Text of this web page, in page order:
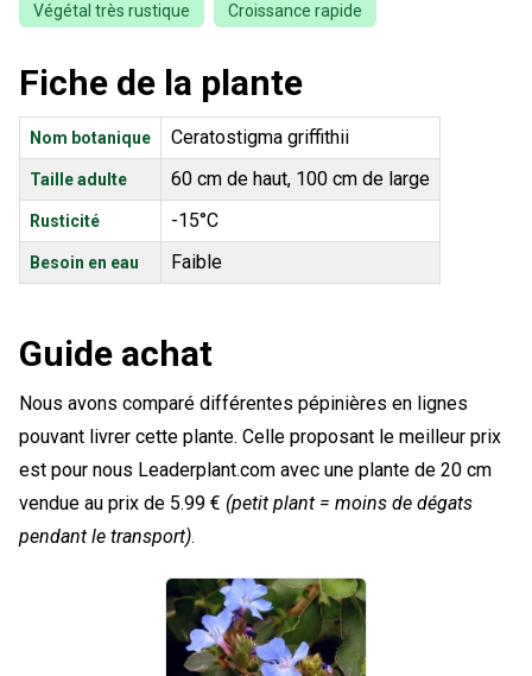
Végétal très rustique Croissance rapide
Fiche de la plante
Nom botanique Ceratostigma griffithii
Taille adulte 60 cm de haut, 100 cm de large
Rusticité -15°C
Besoin en eau Faible
Guide achat
Nous avons comparé différentes pépinières en lignes
pouvant livrer cette plante. Celle proposant le meilleur prix
est pour nous Leaderplant.com avec une plante de 20 cm
vendue au prix de 5.99 € (petit plant = moins de dégats
pendant le transport).